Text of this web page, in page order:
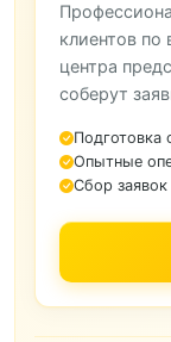
клиентов
центра
соберут
Подготовка
Опытные
Сбор